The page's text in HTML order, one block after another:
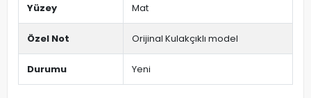
Yüzey Mat
Özel Not Orijinal Kulakçıklı model
Durumu Yeni